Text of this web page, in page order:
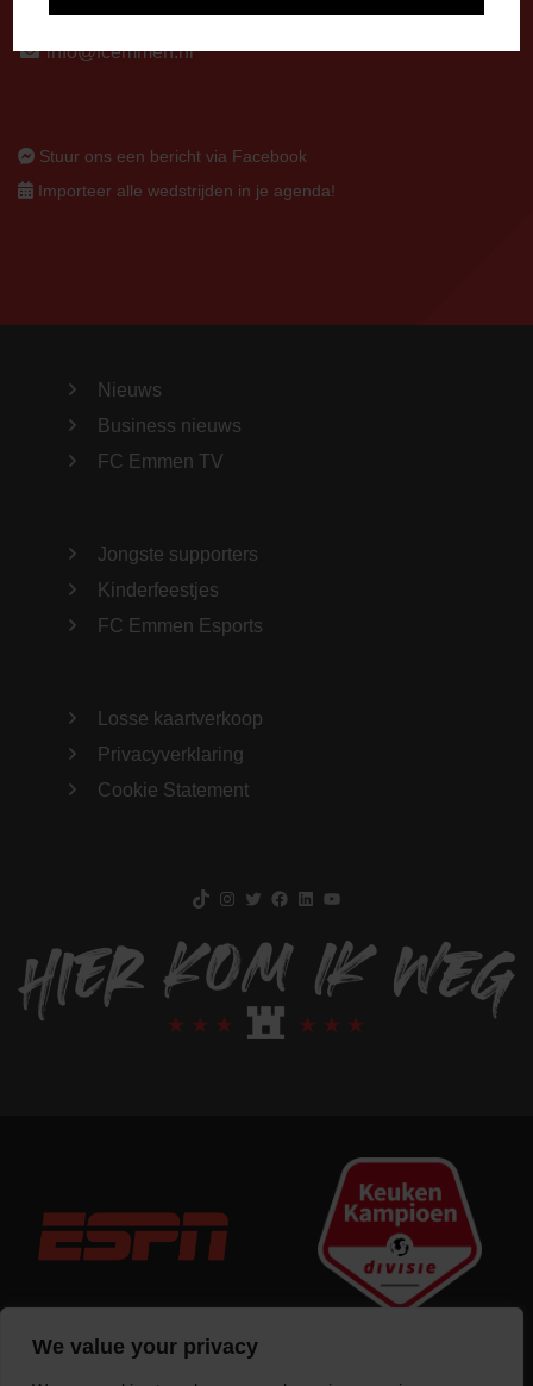
We value your privacy
info@fcemmen.nl
Stuur ons een bericht via Facebook
Importeer alle wedstrijden in je agenda!
Nieuws
Business nieuws
FC Emmen TV
Jongste supporters
Kinderfeestjes
FC Emmen Esports
Losse kaartverkoop
Privacyverklaring
Cookie Statement